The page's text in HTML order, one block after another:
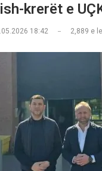
krerët e
18:42 2,889 e